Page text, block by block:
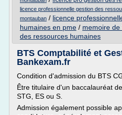
licence professionnelle gestion des
montauban / licence
humaines en pme / memoire
des ressources humaines
BTS Comptabilité et
Bankexam.fr
Condition d'admission du BTS
Être titulaire d'un baccalauréat
STG, ES ou S.
Admission également possible